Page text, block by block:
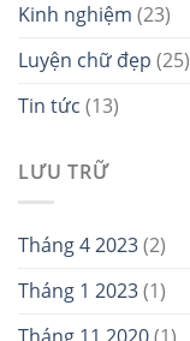
Kinh nghiệm (23)
Luyện chữ đẹp (25)
Tin tức (13)
LƯU TRỮ
Tháng 4 2023(2)
Tháng 1 2023(1)
Tháng 11 2020(1)